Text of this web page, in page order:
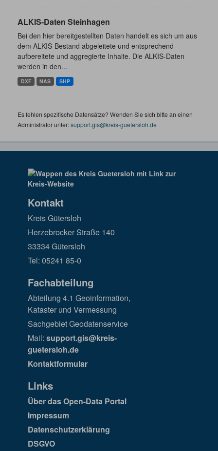
ALKIS-Daten Steinhagen
Bei den hier bereitgestellten Daten handelt es sich um aus
dem ALKIS-Bestand abgeleitete und entsprechend
aufbereitete und aggregierte Inhalte. Die ALKIS-Daten
werden in den...
DXF NAS SHP
Es fehlen spezifische Datensätze? Wenden Sie sich bitte an einen
Administrator unter:support.gis@kreis-guetersloh.de
Kontakt
Kreis Gütersloh
Herzebrocker Straße 140
33334 Gütersloh
Tel: 05241 85-0
Fachabteilung
Abteilung 4.1 Geoinformation,
Kataster und Vermessung
Sachgebiet Geodatenservice
Mail: support.gis@kreis-
guetersloh.de
Kontaktformular
Links
Über das Open-Data Portal
Impressum
Datenschutzerklärung
DSGVO